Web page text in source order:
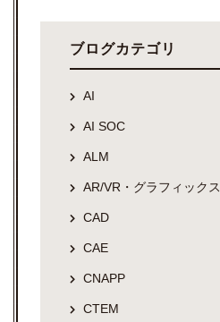
ブログカテゴリ
AI
AI SOC
ALM
AR/VR・グラフィックス
CAD
CAE
CNAPP
CTEM